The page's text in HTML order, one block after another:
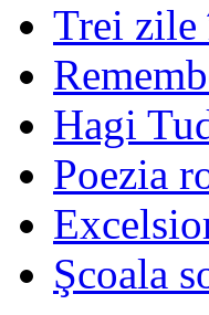
Trei zile
Hagi
Poezia
Şcoala